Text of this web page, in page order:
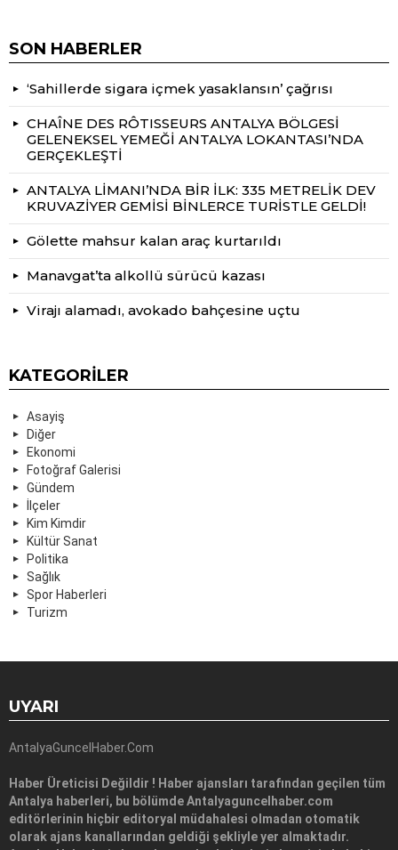
SON HABERLER
‘Sahillerde sigara içmek yasaklansın’ çağrısı
CHAÎNE DES RÔTISSEURS ANTALYA BÖLGESİ
GELENEKSEL YEMEĞİ ANTALYA LOKANTASI’NDA
GERÇEKLEŞTİ
ANTALYA LİMANI’NDA BİR İLK: 335 METRELİK DEV
KRUVAZİYER GEMİSİ BİNLERCE TURİSTLE GELDİ!
Gölette mahsur kalan araç kurtarıldı
Manavgat’ta alkollü sürücü kazası
Virajı alamadı, avokado bahçesine uçtu
KATEGORILER
Asayiş
Diğer
Ekonomi
Fotoğraf Galerisi
Gündem
İlçeler
Kim Kimdir
Kültür Sanat
Politika
Sağlık
Spor Haberleri
Turizm
UYARI
AntalyaGuncelHaber.Com
Haber Üreticisi Değildir ! Haber ajansları tarafından geçilen tüm
Antalya haberleri, bu bölümde Antalyaguncelhaber.com
editörlerinin hiçbir editoryal müdahalesi olmadan otomatik
olarak ajans kanallarından geldiği şekliyle yer almaktadır.